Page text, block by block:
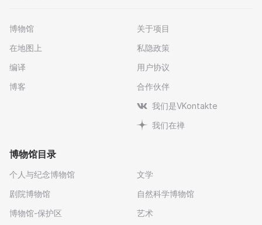
博物馆
在地图上
编译
博客
关于项目
私隐政策
用户协议
合作伙伴
我们是VKontakte
我们在禅
博物馆目录
个人与纪念博物馆
剧院博物馆
博物馆-保护区
文学
自然科学博物馆
艺术